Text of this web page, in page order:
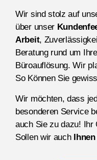
Wir sind stolz auf
über unser
Arbeit,
Beratung rund um
Büroauflösung. Wir
So Können Sie
Wir möchten, dass
besonderen Service
auch Sie zu dazu! Ihr
Sollen wir auch